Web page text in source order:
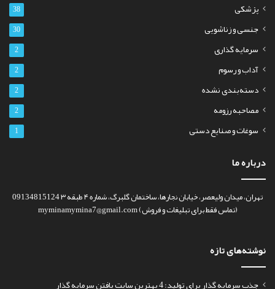
پزشکی 38
جنسی و زناشویی 30
سرمایه گذاری 2
آداب و رسوم 2
دسته‌بندی نشده 2
مصاحبه رزومه 2
سوغات و صنایع دستی 1
درباره ما
تهران، میدان ولیعصر، خیابان نجارها، ساختمان گلبرگ، شماره ۴ طبقه ۳ 09134815124
(تماس فقط برای تبلیغات و فروش) myminamymina7@gmail.com
نوشته‌های تازه
جذب سرمایه گذار برای تولید: 4 بهترین سایت یافتن سرمایه گذار